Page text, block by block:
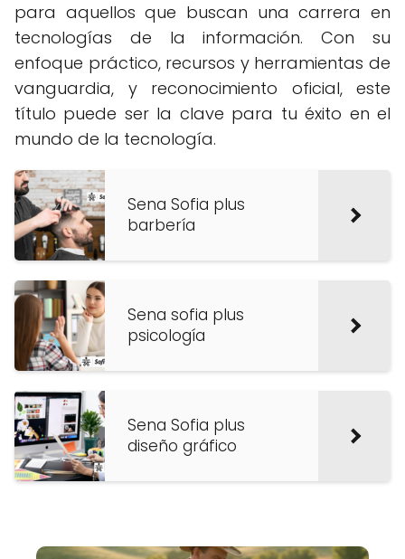
para aquellos que buscan una carrera en
tecnologías de la información. Con su
enfoque práctico, recursos y herramientas de
vanguardia, y reconocimiento oficial, este
título puede ser la clave para tu éxito en el
mundo de la tecnología.
Sena Sofia plus
barbería
Sena sofia plus
psicología
Sena Sofia plus
diseño gráfico